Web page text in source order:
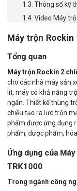
1.3. Thông số kỹ
1.4. Video Máy
Máy trộn Rockin
Tổng quan
Máy trộn Rockin 2
cho các nhà máy sản
lít, máy có khả năng
ngắn. Thiết kế thùng
chiều tạo ra lực trộn
phẩm được ứng dụng
phẩm, dược phẩm,
Ứng dụng của
TRK1000
Trong ngành công